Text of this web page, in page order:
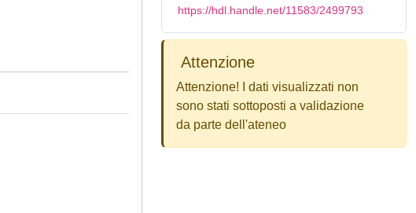
https://hdl.handle.net/11583/2499793
Attenzione
Attenzione! I dati visualizzati non
sono stati sottoposti a validazione
da parte dell'ateneo